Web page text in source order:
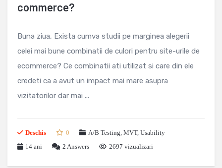
commerce?
Buna ziua, Exista cumva studii pe marginea alegerii
celei mai bune combinatii de culori pentru site-urile de
ecommerce? Ce combinatii ati utilizat si care din ele
credeti ca a avut un impact mai mare asupra
vizitatorilor dar mai ...
Deschis 0 A/B Testing, MVT, Usability
14 ani
2 Answers 2697 vizualizari